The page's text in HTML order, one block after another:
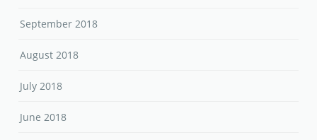
September 2018
August 2018
July 2018
June 2018